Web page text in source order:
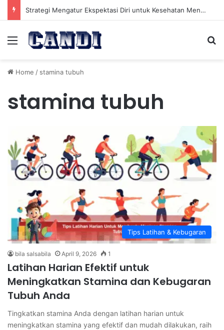
Strategi Mengatur Ekspektasi Diri untuk Kesehatan Mental yang Lebih Seimbang
Menu
Home / stamina tubuh
stamina tubuh
Tips Latihan & Kebugaran
bila salsabila April 9, 2026 1
Latihan Harian Efektif untuk
Meningkatkan Stamina dan Kebugaran
Tubuh Anda
Tingkatkan stamina Anda dengan latihan harian untuk
meningkatkan stamina yang efektif dan mudah dilakukan, raih